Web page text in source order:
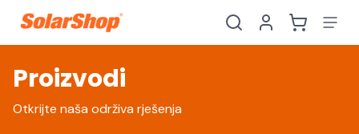
Proizvodi
Otkrijte naša održiva rješenja